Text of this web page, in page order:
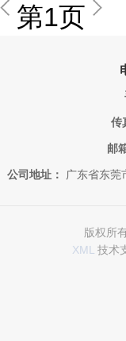
第1页
传
邮
公司地址： 广东省东莞
版权所
XML 技术